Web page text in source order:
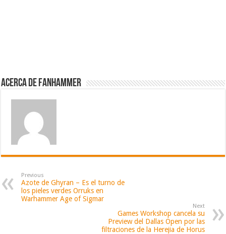
Acerca de fanhammer
Previous
Azote de Ghyran – Es el turno de
los pieles verdes Orruks en
Warhammer Age of Sigmar
Next
Games Workshop cancela su
Preview del Dallas Open por las
filtraciones de la Herejia de Horus